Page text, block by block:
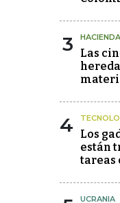
3 HACIENDA
Las
4
Los
están
tareas
UCRANIA